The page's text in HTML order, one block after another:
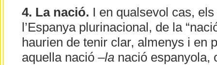
4. La nació. I en qualsevol cas,
l’Espanya plurinacional, de la
haurien de tenir clar, almenys i en
aquella nació –lanació espanyola,